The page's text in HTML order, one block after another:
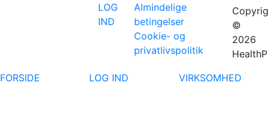
LOG
IND
Almindelige
betingelser
Cookie- og
privatlivspolitik
©
2026
FORSIDE
LOG IND VIRKSOMHED